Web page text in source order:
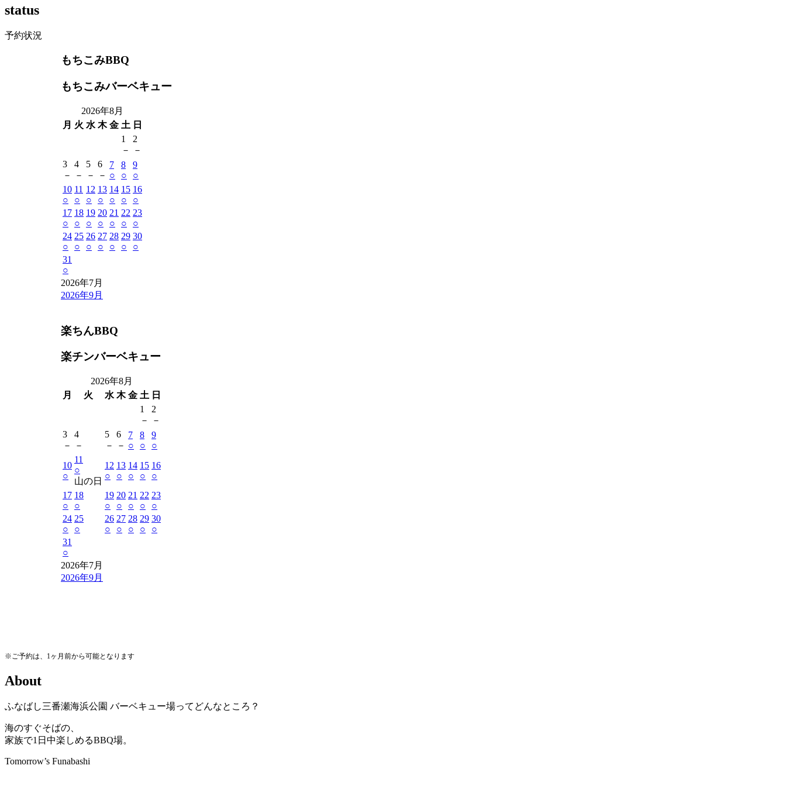
status
予約状況
もちこみBBQ
もちこみバーベキュー
2026年8月
月 火 水 木 金 土 日
1
－
2
－
3
－
4
－
5
－
6
－
7
○
8
○
9
○
10
○
11
○
12
○
13
○
14
○
15
○
16
○
17
○
18
○
19
○
20
○
21
○
22
○
23
○
24
○
25
○
26
○
27
○
28
○
29
○
30
○
31
○
2026年7月
2026年9月
楽ちんBBQ
楽チンバーベキュー
2026年8月
月
火 水 木 金 土 日
1
－
2
－
3
－
4
－
5
－
6
－
7
○
8
○
9
○
10
○
11
○
山の日
12
○
13
○
14
○
15
○
16
○
17
○
18
○
19
○
20
○
21
○
22
○
23
○
24
○
25
○
26
○
27
○
28
○
29
○
30
○
31
○
2026年7月
2026年9月
※ご予約は、1ヶ月前から可能となります
About
ふなばし三番瀬海浜公園 バーベキュー場ってどんなところ？
海のすぐそばの、
家族で1日中楽しめるBBQ場。
Tomorrow’s Funabashi